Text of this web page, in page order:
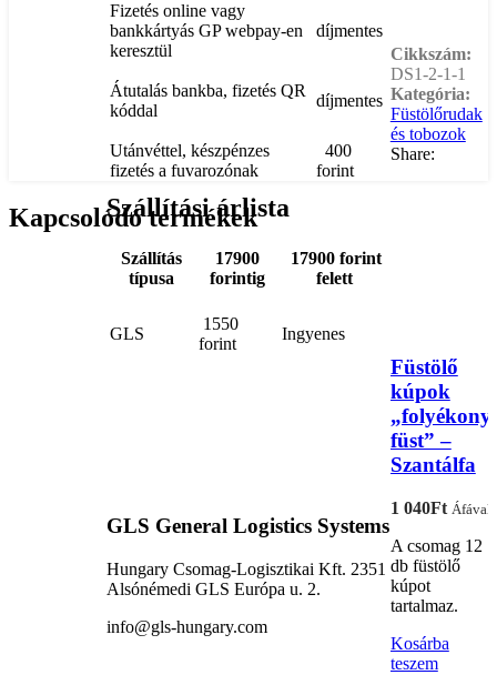
Fizetés online vagy
bankkártyás GP webpay-en
keresztül
díjmentes
Átutalás bankba, fizetés QR
kóddal
díjmentes
Utánvéttel, készpénzes
fizetés a fuvarozónak
400
forint
Szállítási árlista
Szállítás
típusa
17900
forintig
17900 forint
felett
GLS
1550
forint
Ingyenes
GLS General Logistics Systems
Hungary Csomag-Logisztikai Kft. 2351
Alsónémedi GLS Európa u. 2.
info@gls-hungary.com
Cikkszám:
DS1-2-1-1
Kategória:
Füstölőrudak
és tobozok
Share:
Kapcsolódó termékek
Füstölő
kúpok
„folyékony
füst” –
Szantálfa
1 040Ft Áfával
A csomag 12
db füstölő
kúpot
tartalmaz.
Kosárba
teszem